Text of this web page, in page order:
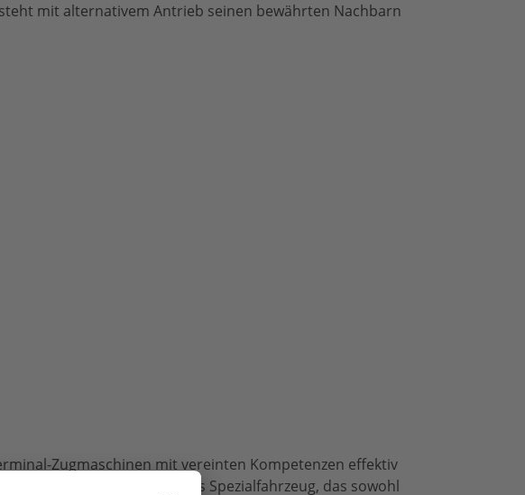
mit alternativem Antrieb seinen bewährten Nachbarn
Zugmaschinen mit vereinten Kompetenzen effektiv
ein automatisiertes Spezialfahrzeug, das sowohl